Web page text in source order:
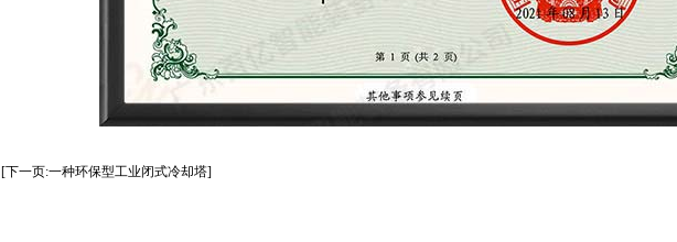
[下一页:一种环保型工业闭式冷却塔]